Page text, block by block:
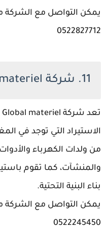
يمكن التواصل مع الشركة
0522827712
11. شركة Global materiel
الاستيراد التي توجد في
من ولدات الكهرباء
والمنشآت، كما تقوم
بناء البنية التحتية.
يمكن التواصل مع الشركة
0522245450